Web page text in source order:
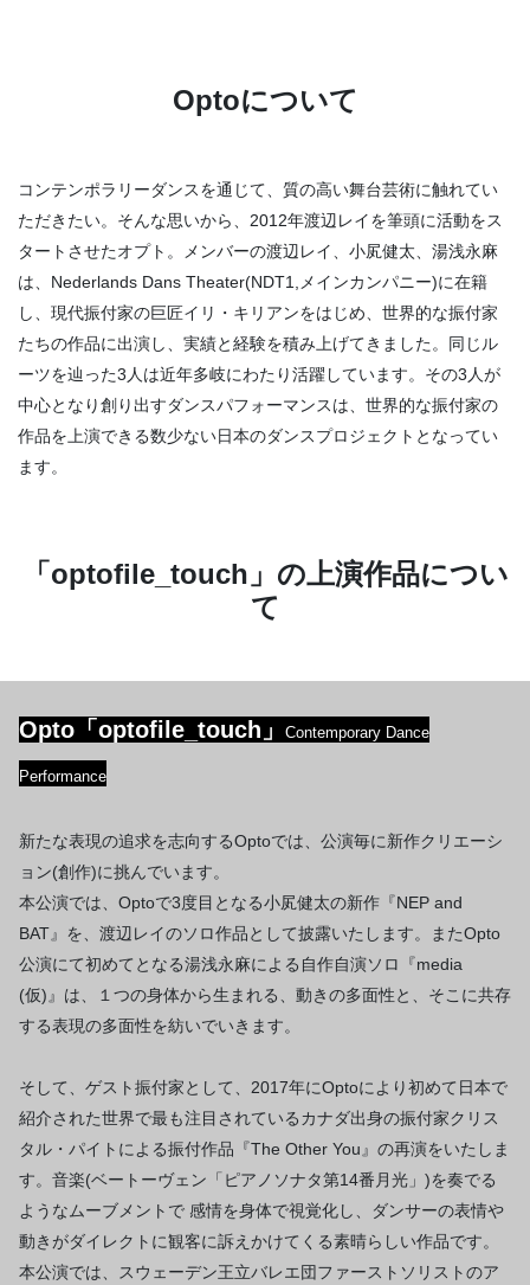
Optoについて
コンテンポラリーダンスを通じて、質の高い舞台芸術に触れてい
ただきたい。そんな思いから、2012年渡辺レイを筆頭に活動をス
タートさせたオプト。メンバーの渡辺レイ、小㞍健太、湯浅永麻
は、Nederlands Dans Theater(NDT1,メインカンパニー)に在籍
し、現代振付家の巨匠イリ・キリアンをはじめ、世界的な振付家
たちの作品に出演し、実績と経験を積み上げてきました。同じル
ーツを辿った3人は近年多岐にわたり活躍しています。その3人が
中心となり創り出すダンスパフォーマンスは、世界的な振付家の
作品を上演できる数少ない日本のダンスプロジェクトとなってい
ます。
「optofile_touch」の上演作品につい
て
Opto「optofile_touch」 Contemporary Dance
Performance
新たな表現の追求を志向するOptoでは、公演毎に新作クリエーシ
ョン(創作)に挑んでいます。
本公演では、Optoで3度目となる小㞍健太の新作『NEP and
BAT』を、渡辺レイのソロ作品として披露いたします。またOpto
公演にて初めてとなる湯浅永麻による自作自演ソロ『media
(仮)』は、１つの身体から生まれる、動きの多面性と、そこに共存
する表現の多面性を紡いでいきます。
そして、ゲスト振付家として、2017年にOptoにより初めて日本で
紹介された世界で最も注目されているカナダ出身の振付家クリス
タル・パイトによる振付作品『The Other You』の再演をいたしま
す。音楽(ベートーヴェン「ピアノソナタ第14番月光」)を奏でる
ようなムーブメントで 感情を身体で視覚化し、ダンサーの表情や
動きがダイレクトに観客に訴えかけてくる素晴らしい作品です。
本公演では、スウェーデン王立バレエ団ファーストソリストのア